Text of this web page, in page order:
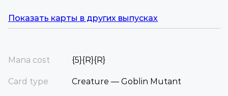
Показать карты в других выпусках
Mana cost {5}{R}{R}
Card type Creature — Goblin Mutant